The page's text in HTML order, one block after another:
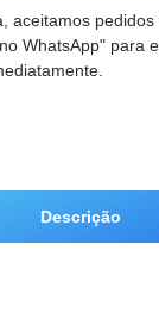
aceitamos
WhatsApp" para
Descrição